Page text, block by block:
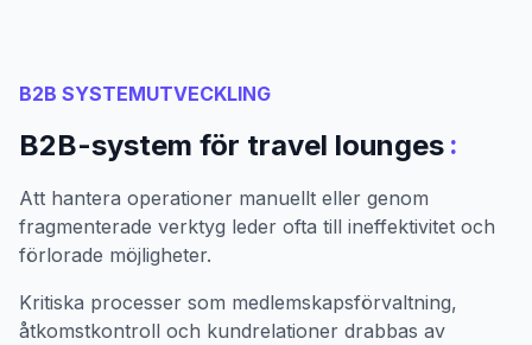
B2B SYSTEMUTVECKLING
B2B-system för travel lounges :
Att hantera operationer manuellt eller genom
fragmenterade verktyg leder ofta till ineffektivitet och
förlorade möjligheter.
Kritiska processer som medlemskapsförvaltning,
åtkomstkontroll och kundrelationer drabbas av